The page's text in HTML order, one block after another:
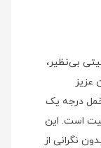
بی‌نظیر،
عزیز
درجه یک
است. این
نگرانی از